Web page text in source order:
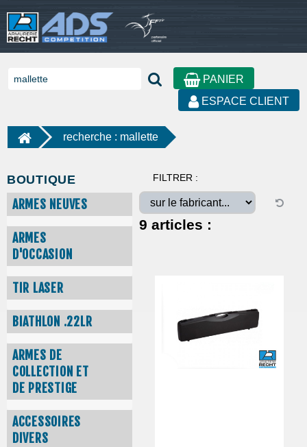
PANIER
ESPACE CLIENT
recherche : mallette
BOUTIQUE
ARMES NEUVES
ARMES
D'OCCASION
TIR LASER
BIATHLON .22LR
ARMES DE
COLLECTION ET
DE PRESTIGE
ACCESSOIRES
DIVERS
FILTRER :
9 articles :